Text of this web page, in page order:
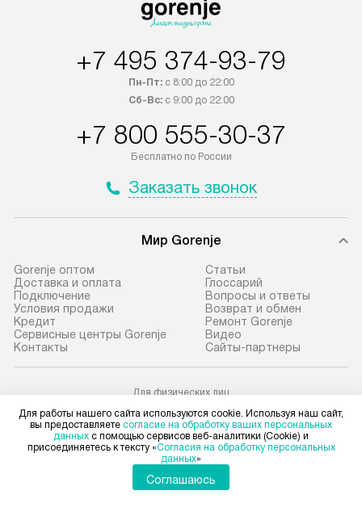
в течение трех дней. Доставка
регионы осуществляется через
100% предоплаты наша компания
до представительства
транспортной компании в городе
условия доставки у менеджера при
В оговоренный день служба
доставки доставит упакованный
прибор до подъезда. Если
требуется переместить прибор
до двери квартиры или до места
установки, пожалуйста,
взимается дополнительная плата.
Учитывайте габариты прибора, если
они не позволяют пронести чего
через дверной проем,
то сотрудники транспортной
подключения к
определяется
снятие упаковки
отдельных
монтируется в
Производится
и краткая
по
+7 495 374-93-79
Пн-Пт:с 8:00 до 22:00
Сб-Вс:с 9:00 до 22:00
+7 800 555-30-37
Бесплатно по России
Заказать звонок
Мир Gorenje
Gorenje оптом
Доставка и оплата
Подключение
Условия продажи
Кредит
Сервисные центры Gorenje
Контакты
Cтатьи
Глоссарий
Вопросы и ответы
Возврат и обмен
Ремонт Gorenje
Видео
Сайты-партнеры
Для физических лиц
shop@gorenje-ru.ru
Для юридических лиц
business@kvalitet.company
НАПИСАТЬ РУКОВОДСТВУ
Для работы нашего сайта используются cookie. Используя наш сайт,
вы предоставляете согласие на обработку ваших персональных
данных с помощью сервисов веб-аналитики (Cookie) и
присоединяетесь к тексту «Согласия на обработку персональных
данных»
Соглашаюсь